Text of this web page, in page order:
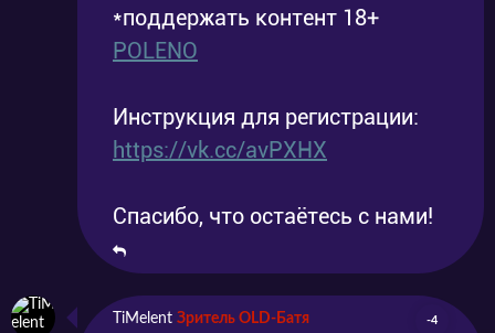
*поддержать контент 18+
POLENO
Инструкция для регистрации:
https://vk.cc/avPXHX
Спасибо, что остаётесь с нами!
TiMelent Зритель OLD-Батя -4